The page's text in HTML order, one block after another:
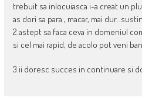
trebuit sa inlocuiasca i-a creat un
as dori sa para , macar, mai
2.astept sa faca ceva in domeniul
si cel mai rapid, de acolo pot veni
3.ii doresc succes in continuare si